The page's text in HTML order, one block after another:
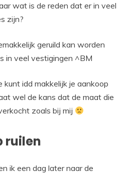
wat is de reden dat er in veel
zijn?
geruild kan worden
in veel vestigingen ^BM
kunt idd makkelijk je aankoop
wel de kans dat de maat die
zoals bij mij
ruilen
ik een dag later naar de